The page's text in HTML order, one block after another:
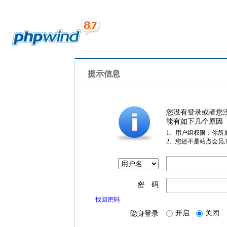
提示信息
您没有登录或者您
能有如下几个原因
1、用户组权限：你所
2、您还不是站点会员
密 码
找回密码
隐身登录 开启 关闭